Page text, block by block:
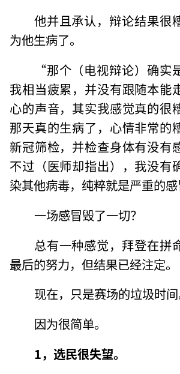
他并且承认，辩论结果很
为他生病了。
“那个（电视辩论）确实
我相当疲累，并没有跟随本能
心的声音，其实我感觉真的很
那天真的生病了，心情非常的
新冠筛检，并检查身体有没有
不过（医师却指出），我没有
染其他病毒，纯粹就是严重的
一场感冒毁了一切？
总有一种感觉，拜登在拼
最后的努力，但结果已经注定。
现在，只是赛场的垃圾时间
因为很简单。
1，选民很失望。